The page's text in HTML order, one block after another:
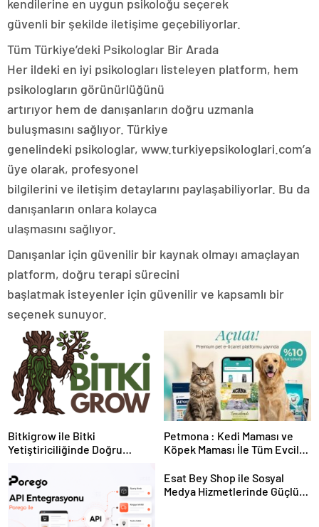
kendilerine en uygun psikoloğu seçerek
güvenli bir şekilde iletişime geçebiliyorlar.
Tüm Türkiye’deki Psikologlar Bir Arada
Her ildeki en iyi psikologları listeleyen platform, hem
psikologların görünürlüğünü
artırıyor hem de danışanların doğru uzmanla
buluşmasını sağlıyor. Türkiye
genelindeki psikologlar, www.turkiyepsikologlari.com’a
üye olarak, profesyonel
bilgilerini ve iletişim detaylarını paylaşabiliyorlar. Bu da
danışanların onlara kolayca
ulaşmasını sağlıyor.
Danışanlar için güvenilir bir kaynak olmayı amaçlayan
platform, doğru terapi sürecini
başlatmak isteyenler için güvenilir ve kapsamlı bir
seçenek sunuyor.
Bitkigrow ile Bitki
Yetiştiriciliğinde Doğru
Petmona : Kedi Maması ve
Köpek Maması İle Tüm Evcil
Esat Bey Shop ile Sosyal
Medya Hizmetlerinde Güçlü